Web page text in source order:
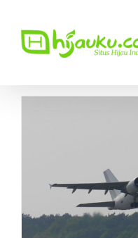
content